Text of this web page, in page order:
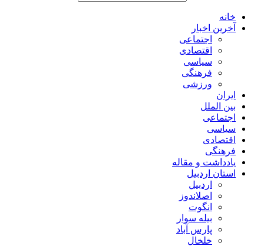
خانه
آخرین اخبار
اجتماعی
اقتصادی
سیاسی
فرهنگی
ورزشی
ایران
بین الملل
اجتماعی
سیاسی
اقتصادی
فرهنگی
یادداشت و مقاله
استان اردبیل
اردبیل
اصلاندوز
انگوت
بیله سوار
پارس آباد
خلخال